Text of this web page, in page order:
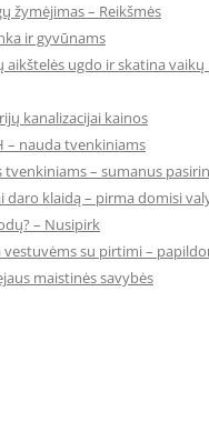
žymėjimas – Reikšmės
ir gyvūnams
aikštelės ugdo ir skatina
kanalizacijai kainos
– nauda tvenkiniams
tvenkiniams – sumanus
daro klaidą – pirma domisi
– Nusipirk
su pirtimi –
maistinės savybės